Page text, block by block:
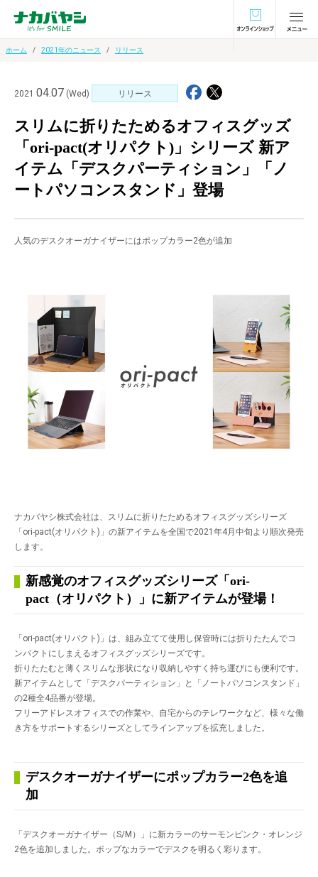
オンラインショ
ホーム 2021年のニュース リリース
2021 04.07 (Wed) リリース
スリムに折りたためるオフィスグッズ
「ori-pact(オリパクト)」シリーズ 新ア
イテム「デスクパーティション」「ノ
ートパソコンスタンド」登場
人気のデスクオーガナイザーにはポップカラー2色が追加
ナカバヤシ株式会社は、スリムに折りたためるオフィスグッズシリーズ
「ori-pact(オリパクト)」の新アイテムを全国で2021年4月中旬より順次発売
します。
新感覚のオフィスグッズシリーズ「ori-
pact（オリパクト）」に新アイテムが登場！
「ori-pact(オリパクト)」は、組み立てて使用し保管時には折りたたんでコ
ンパクトにしまえるオフィスグッズシリーズです。
折りたたむと薄くスリムな形状になり収納しやすく持ち運びにも便利です。
新アイテムとして「デスクパーティション」と「ノートパソコンスタンド」
の2種全4品番が登場。
フリーアドレスオフィスでの作業や、自宅からのテレワークなど、様々な働
き方をサポートするシリーズとしてラインアップを拡充しました。
デスクオーガナイザーにポップカラー2色を追
加
「デスクオーガナイザー（S/M）」に新カラーのサーモンピンク・オレンジ
2色を追加しました。ポップなカラーでデスクを明るく彩ります。